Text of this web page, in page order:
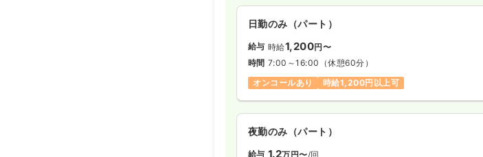
日勤のみ（パート）
給与 時給1,200円〜
時間 7:00～16:00 （休憩60分）
オンコールあり
時給1,200円以上可
夜勤のみ（パート）
給与 1.2万円〜/回